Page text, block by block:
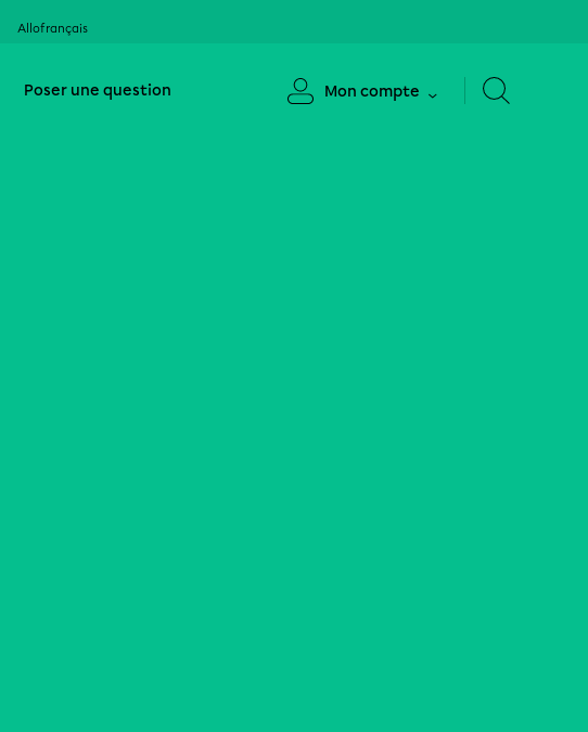
Allofrançais
Poser une question Mon compte